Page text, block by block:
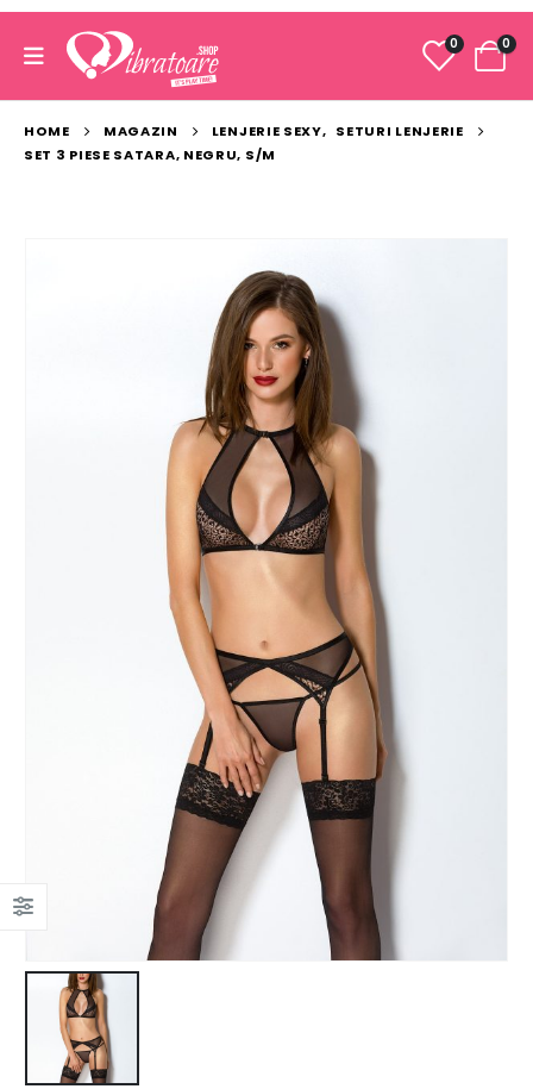
0 0
HOME MAGAZIN LENJERIE SEXY, SETURI LENJERIE
SET 3 PIESE SATARA, NEGRU, S/M